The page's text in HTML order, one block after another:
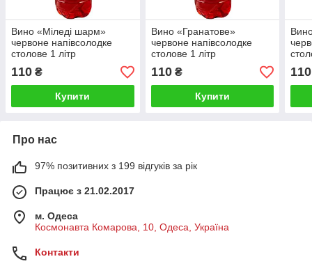
Вино «Міледі шарм»
червоне напівсолодке
столове 1 літр
110 ₴
Купити
Вино «Гранатове»
червоне напівсолодке
столове 1 літр
110₴
Купити
110
Про нас
97% позитивних з 199 відгуків за рік
Працює з 21.02.2017
м. Одеса
Космонавта Комарова, 10, Одеса, Україна
Контакти